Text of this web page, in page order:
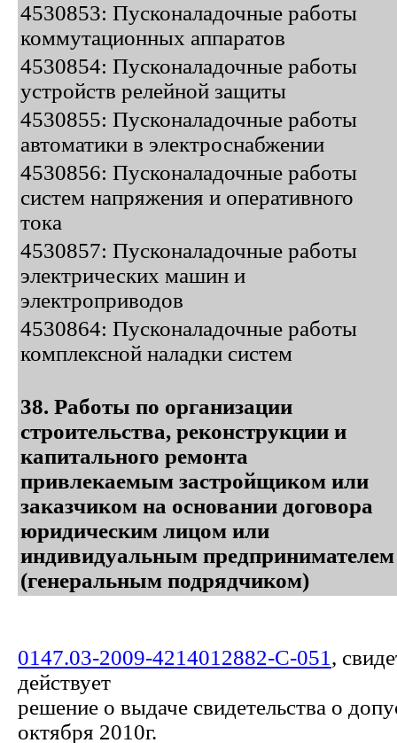
4530853: Пусконаладочные работы
коммутационных аппаратов
4530854: Пусконаладочные работы
устройств релейной защиты
4530855: Пусконаладочные работы
автоматики в электроснабжении
4530856: Пусконаладочные работы
систем напряжения и оперативного
тока
4530857: Пусконаладочные работы
электрических машин и
электроприводов
4530864: Пусконаладочные работы
комплексной наладки систем
38. Работы по организации
строительства, реконструкции и
капитального ремонта
привлекаемым застройщиком или
заказчиком на основании договора
юридическим лицом или
индивидуальным предпринимателем
(генеральным подрядчиком)
0147.03-2009-4214012882-С-051 ,
действует
решение о выдаче свидетельства о
октября 2010г.